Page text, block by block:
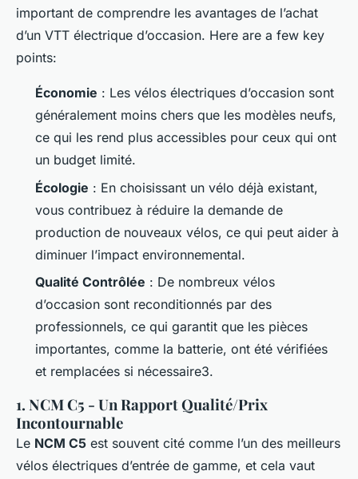
important de comprendre les avantages de l’achat
d’un VTT électrique d’occasion. Here are a few key
points:
Économie : Les vélos électriques d’occasion sont
généralement moins chers que les modèles neufs,
ce qui les rend plus accessibles pour ceux qui ont
un budget limité.
Écologie : En choisissant un vélo déjà existant,
vous contribuez à réduire la demande de
production de nouveaux vélos, ce qui peut aider à
diminuer l’impact environnemental.
Qualité Contrôlée : De nombreux vélos
d’occasion sont reconditionnés par des
professionnels, ce qui garantit que les pièces
importantes, comme la batterie, ont été vérifiées
et remplacées si nécessaire3.
1. NCM C5 - Un Rapport Qualité/Prix
Incontournable
Le NCM C5 est souvent cité comme l’un des meilleurs
vélos électriques d’entrée de gamme, et cela vaut